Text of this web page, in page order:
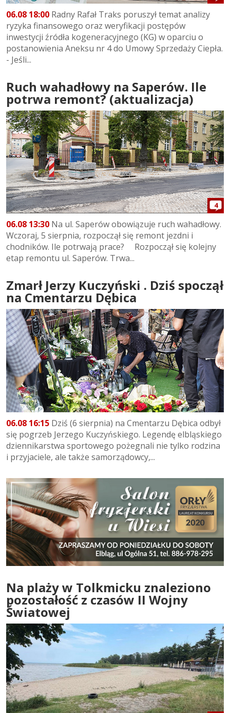
06.08 18:00 Radny Rafał Traks poruszył temat analizy
ryzyka finansowego oraz weryfikacji postępów
inwestycji źródła kogeneracyjnego (KG) w oparciu o
postanowienia Aneksu nr 4 do Umowy Sprzedaży Ciepła.
- Jeśli...
Ruch wahadłowy na Saperów. Ile
potrwa remont? (aktualizacja)
4
06.08 13:30 Na ul. Saperów obowiązuje ruch wahadłowy.
Wczoraj, 5 sierpnia, rozpoczął się remont jezdni i
chodników. Ile potrwają prace? Rozpoczął się kolejny
etap remontu ul. Saperów. Trwa...
Zmarł Jerzy Kuczyński . Dziś spoczął
na Cmentarzu Dębica
06.08 16:15 Dziś (6 sierpnia) na Cmentarzu Dębica odbył
się pogrzeb Jerzego Kuczyńskiego. Legendę elbląskiego
dziennikarstwa sportowego pożegnali nie tylko rodzina
i przyjaciele, ale także samorządowcy,...
Na plaży w Tolkmicku znaleziono
pozostałość z czasów II Wojny
Światowej